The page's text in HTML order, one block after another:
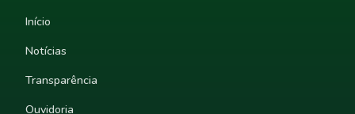
Início
Notícias
Transparência
Ouvidoria